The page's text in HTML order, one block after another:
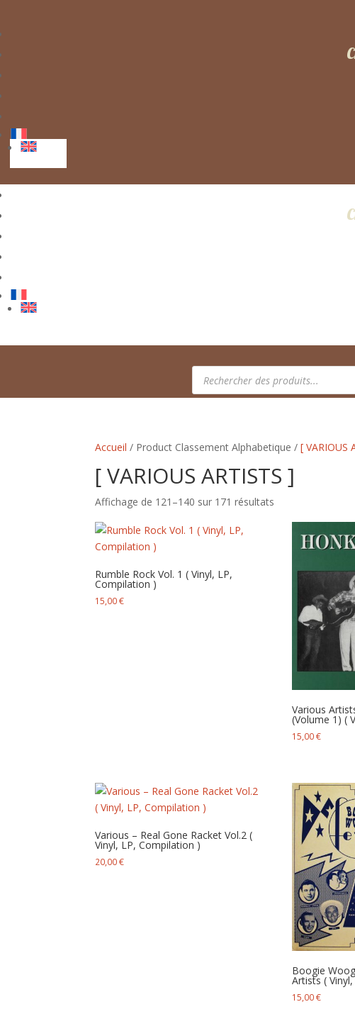
Recherche
produits
Accueil / Product Classement Alphabetique /[ VARIOUS
[ VARIOUS ARTISTS ]
Affichage de 121–140 sur 171 résultats
récent
Rumble Rock Vol. 1 ( Vinyl, LP,
Compilation )
15,00€
Various
(Volume 1) (
15,00€
Various – Real Gone Racket Vol.2 (
Vinyl, LP, Compilation )
20,00€
Boogie
Artists (
15,00€